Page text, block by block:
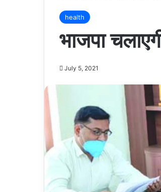
health
भाजपा
July 5, 2021